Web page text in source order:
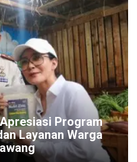
Program
Layanan Warga